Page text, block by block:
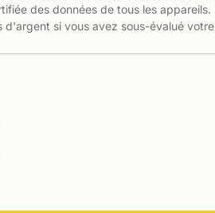
des données de tous les appareils.
si vous avez sous-évalué